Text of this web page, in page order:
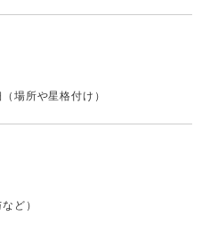
場所や星格付け）
ど）